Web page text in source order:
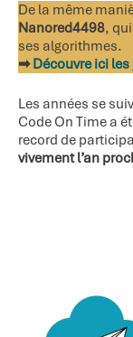
De la même
Nanored4498,
ses algorithmes.
➡Découvre ici les
Les années se
Code On Time a
record de
vivement l’an